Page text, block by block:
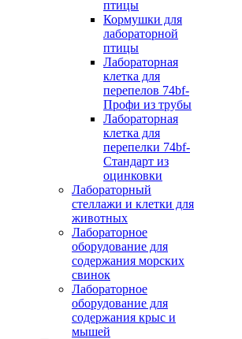
птицы
Кормушки для
лабораторной
птицы
Лабораторная
клетка для
перепелов 74bf-
Профи из трубы
Лабораторная
клетка для
перепелки 74bf-
Стандарт из
оцинковки
Лабораторный
стеллажи и клетки для
животных
Лабораторное
оборудование для
содержания морских
свинок
Лабораторное
оборудование для
содержания крыс и
мышей